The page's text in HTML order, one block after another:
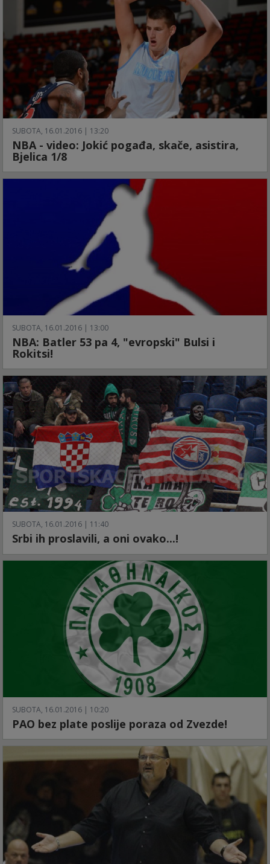
SUBOTA, 16.01.2016 | 13:20
NBA - video: Jokić pogađa, skače, asistira,
Bjelica 1/8
SUBOTA, 16.01.2016 | 13:00
NBA: Batler 53 pa 4, "evropski" Bulsi i
Rokitsi!
SUBOTA, 16.01.2016 | 11:40
Srbi ih proslavili, a oni ovako...!
SUBOTA, 16.01.2016 | 10:20
PAO bez plate poslije poraza od Zvezde!